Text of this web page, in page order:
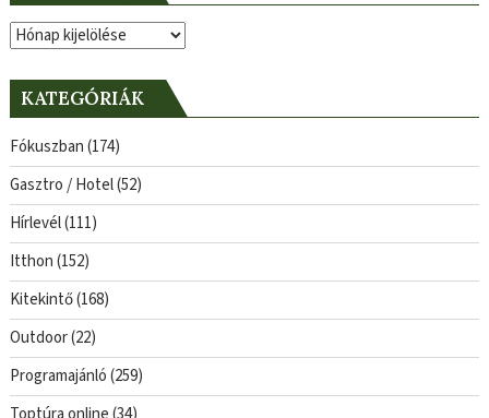
Archívum
KATEGÓRIÁK
Fókuszban(174)
Gasztro / Hotel(52)
Hírlevél(111)
Itthon(152)
Kitekintő(168)
Outdoor(22)
Programajánló(259)